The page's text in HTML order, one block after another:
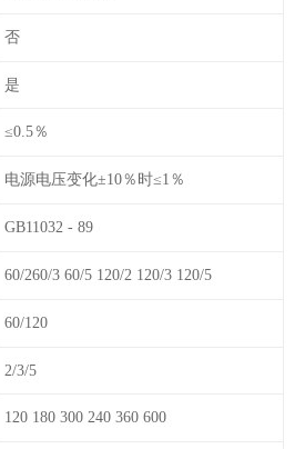
否
是
≤0.5％
电源电压变化±10％时≤1％
GB11032 - 89
60/260/3 60/5 120/2 120/3 120/5
60/120
2/3/5
120 180 300 240 360 600